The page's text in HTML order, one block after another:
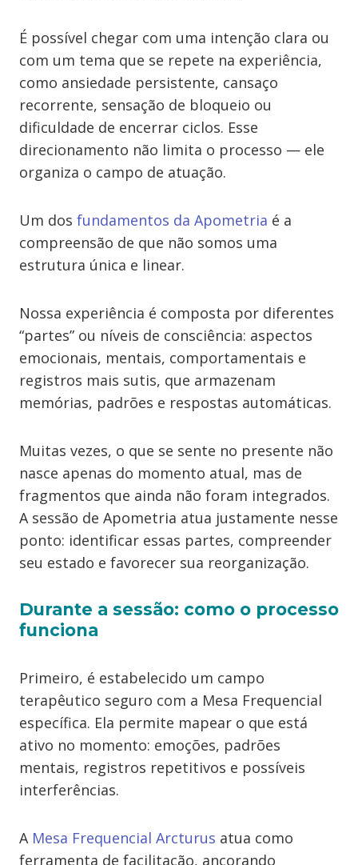
É possível chegar com uma intenção clara ou
com um tema que se repete na experiência,
como ansiedade persistente, cansaço
recorrente, sensação de bloqueio ou
dificuldade de encerrar ciclos. Esse
direcionamento não limita o processo — ele
organiza o campo de atuação.
Um dos fundamentos da Apometria é a
compreensão de que não somos uma
estrutura única e linear.
Nossa experiência é composta por diferentes
“partes” ou níveis de consciência: aspectos
emocionais, mentais, comportamentais e
registros mais sutis, que armazenam
memórias, padrões e respostas automáticas.
Muitas vezes, o que se sente no presente não
nasce apenas do momento atual, mas de
fragmentos que ainda não foram integrados.
A sessão de Apometria atua justamente nesse
ponto: identificar essas partes, compreender
seu estado e favorecer sua reorganização.
Durante a sessão: como o processo
funciona
Primeiro, é estabelecido um campo
terapêutico seguro com a Mesa Frequencial
específica. Ela permite mapear o que está
ativo no momento: emoções, padrões
mentais, registros repetitivos e possíveis
interferências.
A Mesa Frequencial Arcturus atua como
ferramenta de facilitação, ancorando